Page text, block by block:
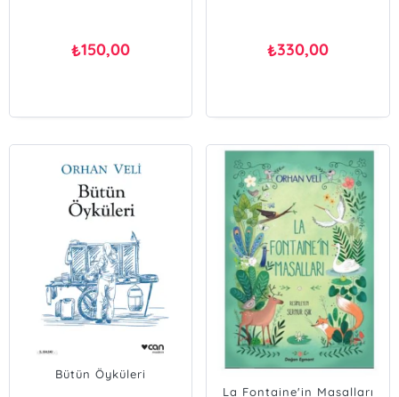
₺150,00 ₺330,00
Bütün Öyküleri
La Fontaine'in Masalları